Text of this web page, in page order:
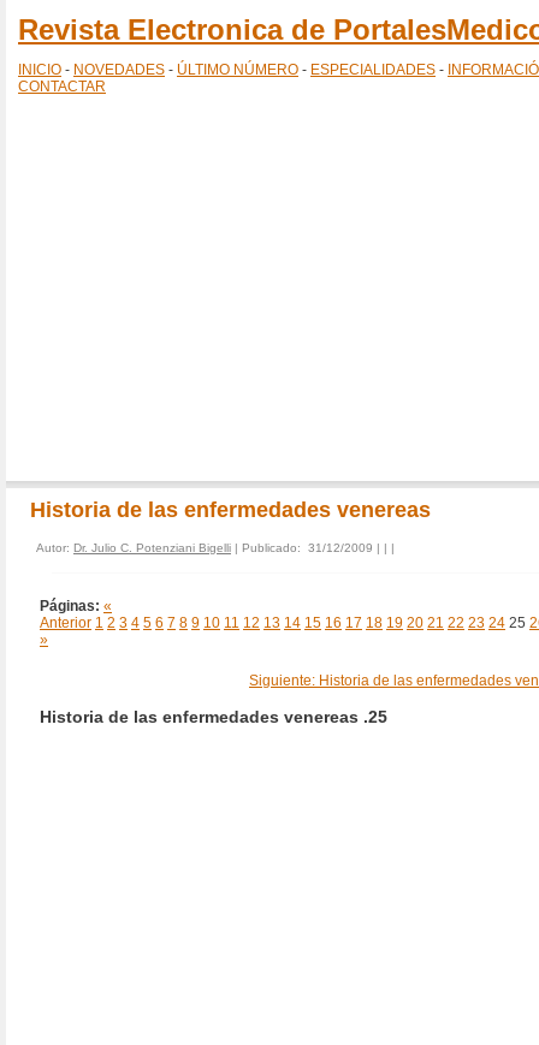
Revista Electronica de
INICIO - NOVEDADES - ÚLTIMO NÚMERO - ESPECIALIDADES -
CONTACTAR
Historia de las enfermedades venereas
Autor: Dr. Julio C. Potenziani Bigelli | Publicado: 31/12/2009 | | |
Páginas: «
Anterior 1 2 3 4 5 6 7 8 9 10 11 12 13 14 15 16 17 18 19 20 21 22 23 24 25
»
Siguiente: Historia de las enfermedades
Historia de las enfermedades venereas .25